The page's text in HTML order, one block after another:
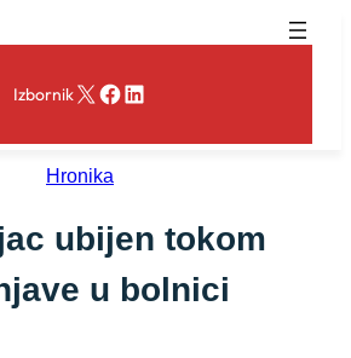
IzbornikX Facebook
LinkedIn
Hronika
ubijen tokom
u bolnici